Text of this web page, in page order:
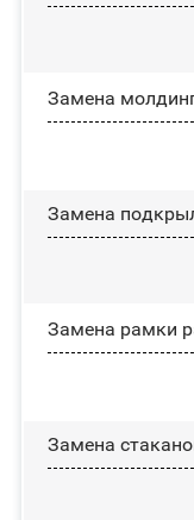
Замена
Замена
Замена рамки
Замена